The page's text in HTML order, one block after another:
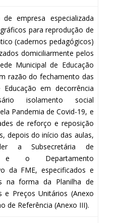
de empresa especializada
para reprodução de
(cadernos pedagógicos)
domiciliarmente pelos
Municipal de Educação
razão do fechamento das
Educação em decorrência
isolamento social
Pandemia de Covid-19, e
de reforço e reposição
depois do início das aulas,
a Subsecretária de
e o Departamento
da FME, especificados e
na forma da Planilha de
e Preços Unitários (Anexo
de Referência (Anexo III).